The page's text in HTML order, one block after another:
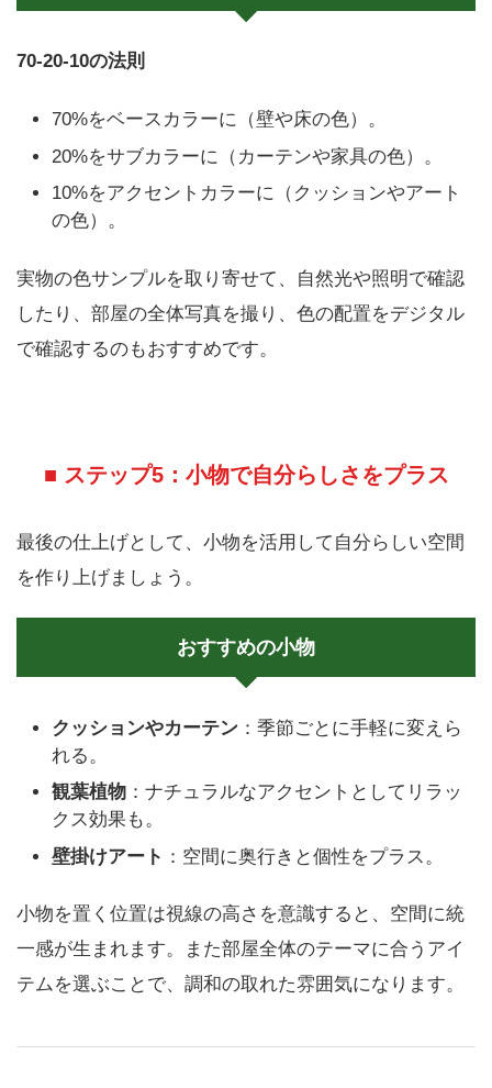
70-20-10の法則
70%をベースカラーに（壁や床の色）。
20%をサブカラーに（カーテンや家具の色）。
10%をアクセントカラーに（クッションやアート
の色）。
実物の色サンプルを取り寄せて、自然光や照明で確認
したり、部屋の全体写真を撮り、色の配置をデジタル
で確認するのもおすすめです。
■ ステップ5：小物で自分らしさをプラス
最後の仕上げとして、小物を活用して自分らしい空間
を作り上げましょう。
おすすめの小物
クッションやカーテン ：季節ごとに手軽に変えら
れる。
観葉植物 ：ナチュラルなアクセントとしてリラッ
クス効果も。
壁掛けアート ：空間に奥行きと個性をプラス。
小物を置く位置は視線の高さを意識すると、空間に統
一感が生まれます。また部屋全体のテーマに合うアイ
テムを選ぶことで、調和の取れた雰囲気になります。